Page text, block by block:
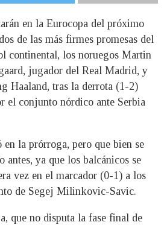
en la Eurocopa del próximo
de las más firmes promesas del
continental, los noruegos Martin
jugador del Real Madrid, y
Haaland, tras la derrota (1-2)
el conjunto nórdico ante Serbia
la prórroga, pero que bien se
antes, ya que los balcánicos se
vez en el marcador (0-1) a los
de Segej Milinkovic-Savic.
que no disputa la fase final de